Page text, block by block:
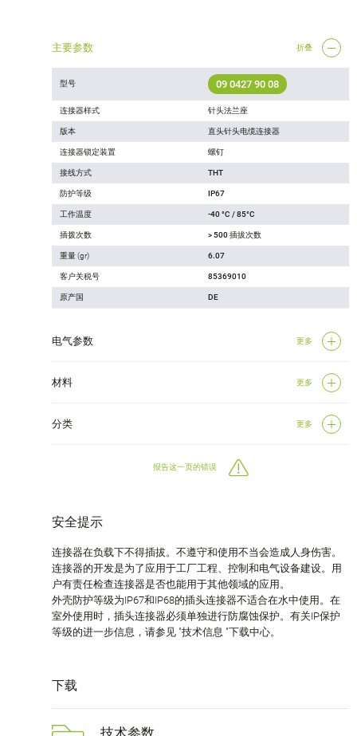
主要参数 折叠
型号 09 0427 90 08
连接器样式 针头法兰座
版本 直头针头电缆连接器
连接器锁定装置 螺钉
接线方式 THT
防护等级 IP67
工作温度 -40 °C / 85°C
插拨次数 > 500 插拔次数
重量 (gr) 6.07
客户关税号 85369010
原产国 DE
电气参数 更多
材料 更多
分类 更多
报告这一页的错误
安全提示
连接器在负载下不得插拔。不遵守和使用不当会造成人身伤害。
连接器的开发是为了应用于工厂工程、控制和电气设备建设。用
户有责任检查连接器是否也能用于其他领域的应用。
外壳防护等级为IP67和IP68的插头连接器不适合在水中使用。在
室外使用时，插头连接器必须单独进行防腐蚀保护。有关IP保护
等级的进一步信息，请参见 "技术信息 "下载中心。
下载
技术参数